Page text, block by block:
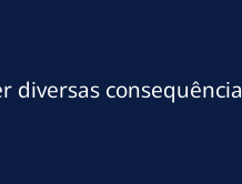
diversas